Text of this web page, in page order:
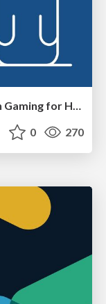
Groundhog Day: Seeking Process in Gaming for Health
0 270